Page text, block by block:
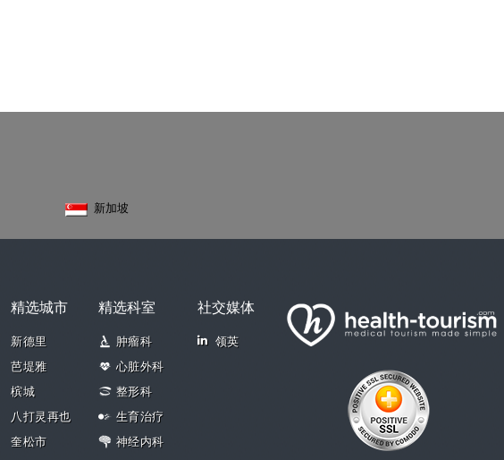
新加坡
精选城市
新德里
芭堤雅
槟城
八打灵再也
奎松市
精选科室
肿瘤科
心脏外科
整形科
生育治疗
神经内科
社交媒体
领英